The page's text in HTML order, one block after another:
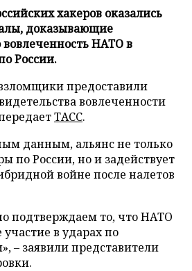
хакеров оказались
доказывающие
НАТО в
России.
предоставили
вовлеченности
ТАСС.
данным, альянс не только
по России, но и задействует
войне после налетов
подтверждаем то, что НАТО
в ударах по
– заявили представители